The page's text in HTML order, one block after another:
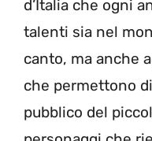
d’Italia che ogni
talenti sia nel
canto, ma anche
che permettono
pubblico del